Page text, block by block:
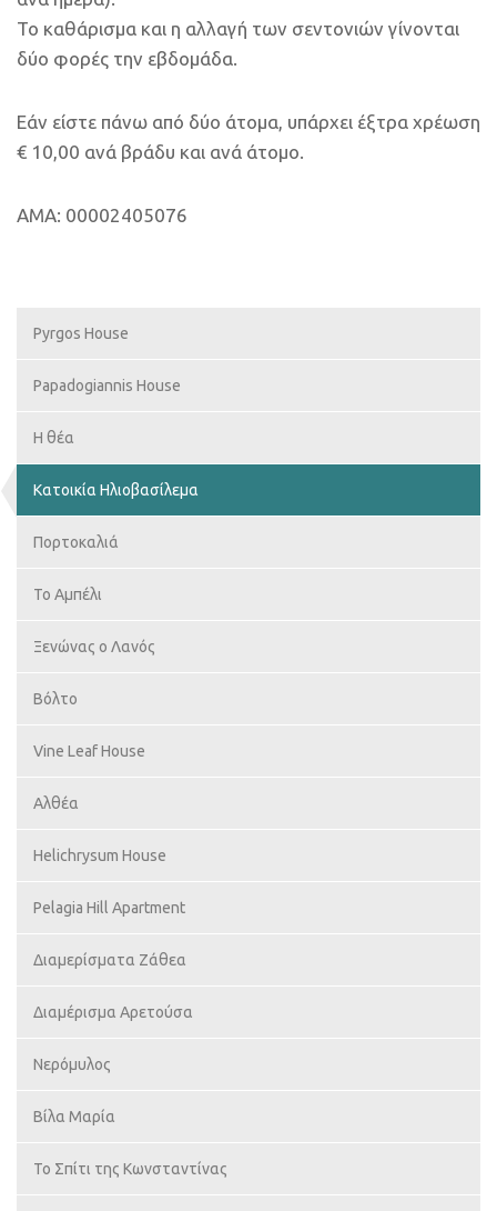
Το καθάρισμα και η αλλαγή των σεντονιών γίνονται
δύο φορές την εβδομάδα.
Εάν είστε πάνω από δύο άτομα, υπάρχει έξτρα χρέωση
€ 10,00 ανά βράδυ και ανά άτομο.
AMA: 00002405076
Pyrgos House
Papadogiannis House
Η θέα
Κατοικία Ηλιοβασίλεμα
Πορτοκαλιά
Το Αμπέλι
Ξενώνας ο Λανός
Βόλτο
Vine Leaf House
Αλθέα
Helichrysum House
Pelagia Hill Apartment
Διαμερίσματα Ζάθεα
Διαμέρισμα Αρετούσα
Νερόμυλος
Βίλα Μαρία
Το Σπίτι της Κωνσταντίνας